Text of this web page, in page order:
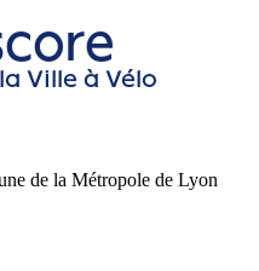
la Ville à Vélo
de la Métropole de Lyon